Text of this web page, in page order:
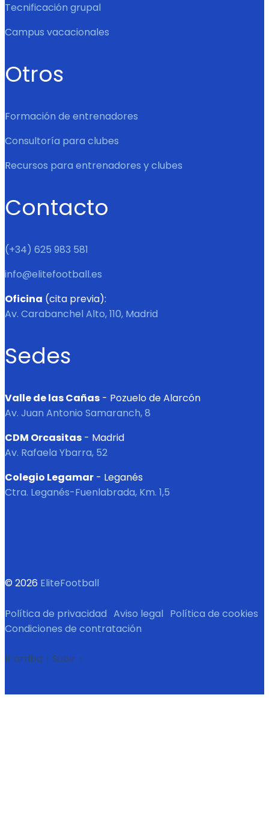
Tecnificación grupal
Campus vacacionales
Otros
Formación de entrenadores
Consultoría para clubes
Recursos para entrenadores y clubes
Contacto
(+34) 625 983 581
info@elitefootball.es
Oficina (cita previa):
Av. Carabanchel Alto, 110, Madrid
Sedes
Valle de las Cañas - Pozuelo de Alarcón
Av. Juan Antonio Samaranch, 8
CDM Orcasitas - Madrid
Av. Rafaela Ybarra, 52
Colegio Legamar - Leganés
Ctra. Leganés-Fuenlabrada, Km. 1,5
© 2026 EliteFootball
Política de privacidad · Aviso legal · Política de cookies ·
Condiciones de contratación
Ir arriba ↑ Subir ↑